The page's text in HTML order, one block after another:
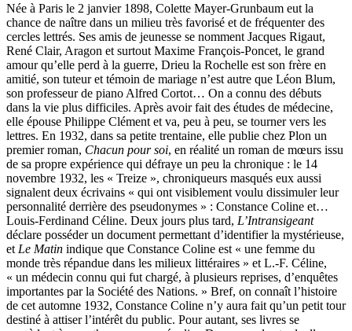
Née à Paris le 2 janvier 1898, Colette Mayer-Grunbaum eut la
chance de naître dans un milieu très favorisé et de fréquenter des
cercles lettrés. Ses amis de jeunesse se nomment Jacques Rigaut,
René Clair, Aragon et surtout Maxime François-Poncet, le grand
amour qu’elle perd à la guerre, Drieu la Rochelle est son frère en
amitié, son tuteur et témoin de mariage n’est autre que Léon Blum,
son professeur de piano Alfred Cortot… On a connu des débuts
dans la vie plus difficiles. Après avoir fait des études de médecine,
elle épouse Philippe Clément et va, peu à peu, se tourner vers les
lettres. En 1932, dans sa petite trentaine, elle publie chez Plon un
premier roman, Chacun pour soi, en réalité un roman de mœurs issu
de sa propre expérience qui défraye un peu la chronique : le 14
novembre 1932, les « Treize », chroniqueurs masqués eux aussi
signalent deux écrivains « qui ont visiblement voulu dissimuler leur
personnalité derrière des pseudonymes » : Constance Coline et…
Louis-Ferdinand Céline. Deux jours plus tard, L’Intransigeant
déclare posséder un document permettant d’identifier la mystérieuse,
et Le Matin indique que Constance Coline est « une femme du
monde très répandue dans les milieux littéraires » et L.-F. Céline,
« un médecin connu qui fut chargé, à plusieurs reprises, d’enquêtes
importantes par la Société des Nations. » Bref, on connaît l’histoire
de cet automne 1932, Constance Coline n’y aura fait qu’un petit tour
destiné à attiser l’intérêt du public. Pour autant, ses livres se